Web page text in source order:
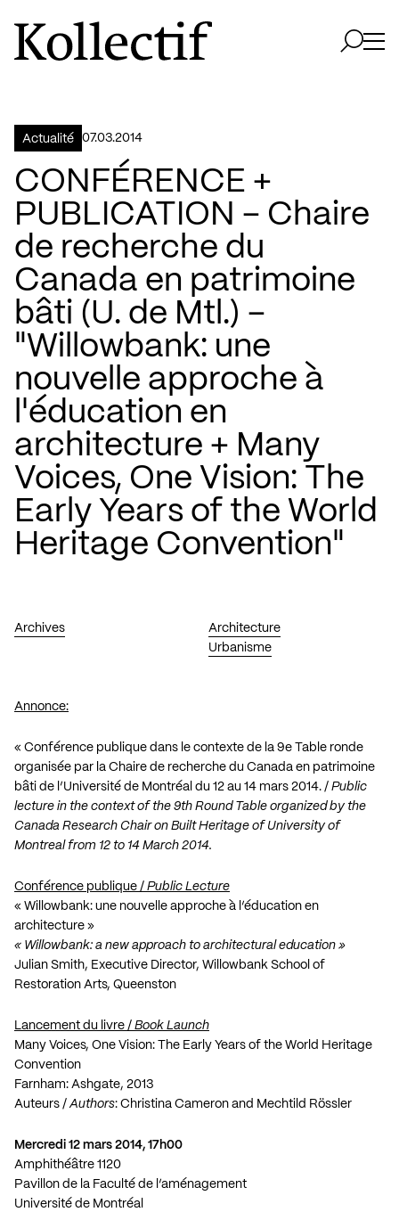
Aller à la page d'accueil
Logo Kollectif
Actualité 07.03.2014
CONFÉRENCE +
PUBLICATION – Chaire
de recherche du
Canada en patrimoine
bâti (U. de Mtl.) –
"Willowbank: une
nouvelle approche à
l'éducation en
architecture + Many
Voices, One Vision: The
Early Years of the World
Heritage Convention"
Archives
Architecture
Urbanisme
Annonce:
« Conférence publique dans le contexte de la 9e Table ronde
organisée par la Chaire de recherche du Canada en patrimoine
bâti de l’Université de Montréal du 12 au 14 mars 2014. / Public
lecture in the context of the 9th Round Table organized by the
Canada Research Chair on Built Heritage of University of
Montreal from 12 to 14 March 2014.
Conférence publique / Public Lecture
« Willowbank: une nouvelle approche à l’éducation en
architecture »
« Willowbank: a new approach to architectural education »
Julian Smith, Executive Director, Willowbank School of
Restoration Arts, Queenston
Lancement du livre / Book Launch
Many Voices, One Vision: The Early Years of the World Heritage
Convention
Farnham: Ashgate, 2013
Auteurs /Authors: Christina Cameron and Mechtild Rössler
Mercredi 12 mars 2014, 17h00
Amphithéâtre 1120
Pavillon de la Faculté de l’aménagement
Université de Montréal